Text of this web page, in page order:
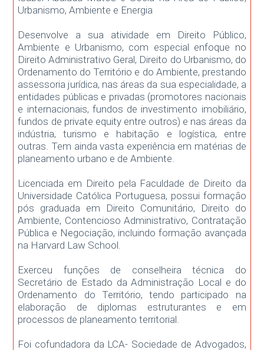
Urbanismo, Ambiente e Energia
Desenvolve a sua atividade em Direito Público,
Ambiente e Urbanismo, com especial enfoque no
Direito Administrativo Geral, Direito do Urbanismo, do
Ordenamento do Território e do Ambiente, prestando
assessoria jurídica, nas áreas da sua especialidade, a
entidades públicas e privadas (promotores nacionais
e internacionais, fundos de investimento imobiliário,
fundos de private equity entre outros) e nas áreas da
indústria, turismo e habitação e logística, entre
outras. Tem ainda vasta experiência em matérias de
planeamento urbano e de Ambiente.
Licenciada em Direito pela Faculdade de Direito da
Universidade Católica Portuguesa, possui formação
pós graduada em Direito Comunitário, Direito do
Ambiente, Contencioso Administrativo, Contratação
Pública e Negociação, incluindo formação avançada
na Harvard Law School.
Exerceu funções de conselheira técnica do
Secretário de Estado da Administração Local e do
Ordenamento do Território, tendo participado na
elaboração de diplomas estruturantes e em
processos de planeamento territorial.
Foi cofundadora da LCA- Sociedade de Advogados,